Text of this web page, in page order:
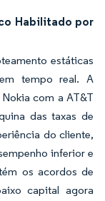
Habilitado por
estáticas
tempo real. A
com a AT&T
das taxas de
do cliente,
inferior e
os acordos de
capital agora